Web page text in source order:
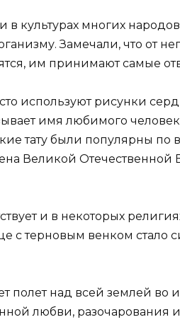
в культурах многих
Замечали, что от
им принимают самые
используют рисунки
имя любимого
тату были популярны
Великой
и в некоторых
с терновым венком
полет над всей землей во
любви, разочарования